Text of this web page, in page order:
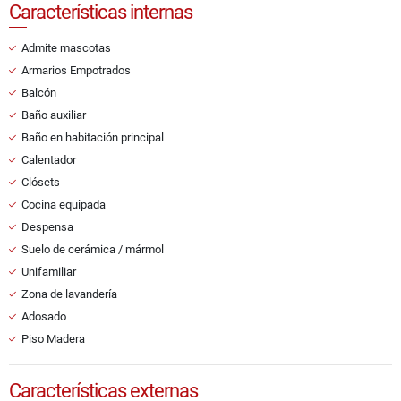
Características internas
Admite mascotas
Armarios Empotrados
Balcón
Baño auxiliar
Baño en habitación principal
Calentador
Clósets
Cocina equipada
Despensa
Suelo de cerámica / mármol
Unifamiliar
Zona de lavandería
Adosado
Piso Madera
Características externas